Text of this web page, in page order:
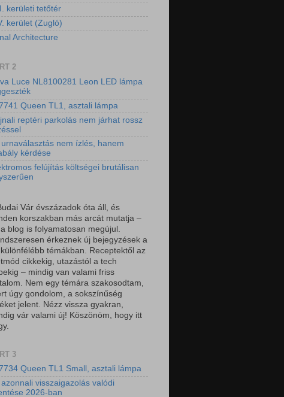
kerületi tetőtér
kerület (Zugló)
Architecture
2
Luce NL8100281 Leon LED lámpa
Queen TL1, asztali lámpa
reptéri parkolás nem járhat rossz
urnaválasztás nem ízlés, hanem
kérdése
felújítás költségei brutálisan
Vár évszázadok óta áll, és
korszakban más arcát mutatja –
blog is folyamatosan megújul.
érkeznek új bejegyzések a
témákban. Receptektől az
cikkekig, utazástól a tech
– mindig van valami friss
Nem egy témára szakosodtam,
úgy gondolom, a sokszínűség
jelent. Nézz vissza gyakran,
vár valami új! Köszönöm, hogy itt
3
Queen TL1 Small, asztali lámpa
visszaigazolás valódi
2026-ban